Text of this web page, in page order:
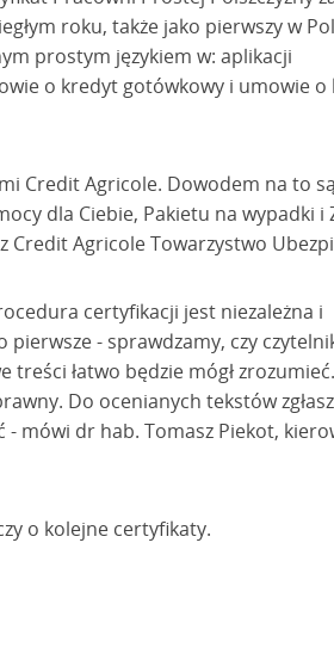
roku, także jako pierwszy w
prostym językiem w: aplikacji
o kredyt gotówkowy i umowie
Credit Agricole. Dowodem na to
dla Ciebie, Pakietu na wypadki i
Credit Agricole Towarzystwo
certyfikacji jest niezależna i
- sprawdzamy, czy
łatwo będzie mógł
Do ocenianych tekstów
mówi dr hab. Tomasz Piekot,
o kolejne certyfikaty.